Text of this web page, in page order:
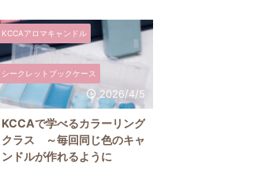
作品ごとに使用するモールドが異
なり、ワックスの種類や注ぐ温
度、タイミングも変わるため同じ
作り方では思い通りの仕上がりに
ならないことも少なくありませ
ん。とはいえ、基本の流れはとて
もシンプルです。ここでは初心者
さん向けに韓国キャンドルの基本
的な作り方をご紹介します。 韓
国キャンドルの作り方 韓国キャ
KCCAアロマキャンドル
シークレットブックケース
2026/4/5
KCCAで学べるカラーリング
クラス ～毎回同じ色のキャ
ンドルが作れるように